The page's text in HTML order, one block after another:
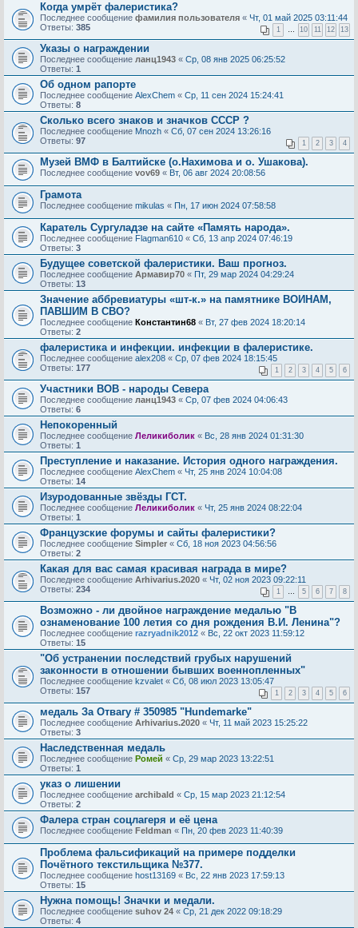
Когда умрёт фалеристика?
Последнее сообщение фамилия пользователя « Чт, 01 май 2025 03:11:44
Ответы: 385 1 … 10 11 12 13
Указы о награждении
Последнее сообщение ланц1943 « Ср, 08 янв 2025 06:25:52
Ответы: 1
Об одном рапорте
Последнее сообщение AlехChem « Ср, 11 сен 2024 15:24:41
Ответы: 8
Сколько всего знаков и значков СССР ?
Последнее сообщение Mnozh « Сб, 07 сен 2024 13:26:16
Ответы: 97 1 2 3 4
Музей ВМФ в Балтийске (о.Нахимова и о. Ушакова).
Последнее сообщение vov69 « Вт, 06 авг 2024 20:08:56
Грамота
Последнее сообщение mikulas « Пн, 17 июн 2024 07:58:58
Каратель Сургуладзе на сайте «Память народа».
Последнее сообщение Flagman610 « Сб, 13 апр 2024 07:46:19
Ответы: 3
Будущее советской фалеристики. Ваш прогноз.
Последнее сообщение Армавир70 « Пт, 29 мар 2024 04:29:24
Ответы: 13
Значение аббревиатуры «шт-к.» на памятнике ВОИНАМ,
ПАВШИМ В СВО?
Последнее сообщение Константин68 « Вт, 27 фев 2024 18:20:14
Ответы: 2
фалеристика и инфекции. инфекции в фалеристике.
Последнее сообщение alex208 « Ср, 07 фев 2024 18:15:45
Ответы: 177 1 2 3 4 5 6
Участники ВОВ - народы Севера
Последнее сообщение ланц1943 « Ср, 07 фев 2024 04:06:43
Ответы: 6
Непокоренный
Последнее сообщение Леликиболик « Вс, 28 янв 2024 01:31:30
Ответы: 1
Преступление и наказание. История одного награждения.
Последнее сообщение AlехChem « Чт, 25 янв 2024 10:04:08
Ответы: 14
Изуродованные звёзды ГСТ.
Последнее сообщение Леликиболик « Чт, 25 янв 2024 08:22:04
Ответы: 1
Французские форумы и сайты фалеристики?
Последнее сообщение Simpler « Сб, 18 ноя 2023 04:56:56
Ответы: 2
Какая для вас самая красивая награда в мире?
Последнее сообщение Arhivarius.2020 « Чт, 02 ноя 2023 09:22:11
Ответы: 234 1 … 5 6 7 8
Возможно - ли двойное награждение медалью "В
ознаменование 100 летия со дня рождения В.И. Ленина"?
Последнее сообщение razryadnik2012 « Вс, 22 окт 2023 11:59:12
Ответы: 15
"Об устранении последствий грубых нарушений
законности в отношении бывших военнопленных"
Последнее сообщение kzvalet « Сб, 08 июл 2023 13:05:47
Ответы: 157 1 2 3 4 5 6
медаль За Отвагу # 350985 "Hundemarke"
Последнее сообщение Arhivarius.2020 « Чт, 11 май 2023 15:25:22
Ответы: 3
Наследственная медаль
Последнее сообщение Ромей « Ср, 29 мар 2023 13:22:51
Ответы: 1
указ о лишении
Последнее сообщение archibald « Ср, 15 мар 2023 21:12:54
Ответы: 2
Фалера стран соцлагеря и её цена
Последнее сообщение Feldman « Пн, 20 фев 2023 11:40:39
Проблема фальсификаций на примере подделки
Почётного текстильщика №377.
Последнее сообщение host13169 « Вс, 22 янв 2023 17:59:13
Ответы: 15
Нужна помощь! Значки и медали.
Последнее сообщение suhov 24 « Ср, 21 дек 2022 09:18:29
Ответы: 4